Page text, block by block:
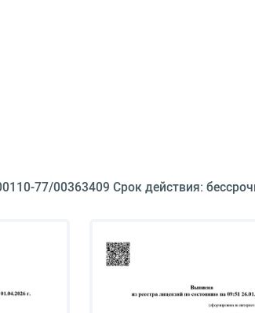
77/00363409 Срок действия: